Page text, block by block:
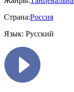
Страна:Россия
Язык: Русский